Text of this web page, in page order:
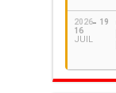
2026
16
JUIL
19